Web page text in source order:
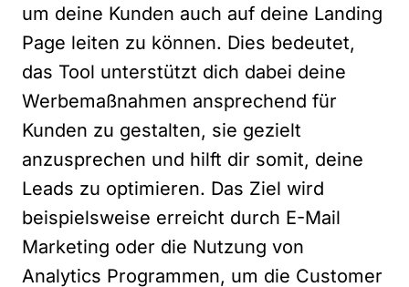
um deine Kunden auch auf deine Landing
Page leiten zu können. Dies bedeutet,
das Tool unterstützt dich dabei deine
Werbemaßnahmen ansprechend für
Kunden zu gestalten, sie gezielt
anzusprechen und hilft dir somit, deine
Leads zu optimieren. Das Ziel wird
beispielsweise erreicht durch E-Mail
Marketing oder die Nutzung von
Analytics Programmen, um die Customer